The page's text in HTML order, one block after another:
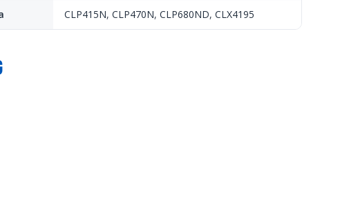
CLP415N,CLP470N,CLP680ND,CLX4195